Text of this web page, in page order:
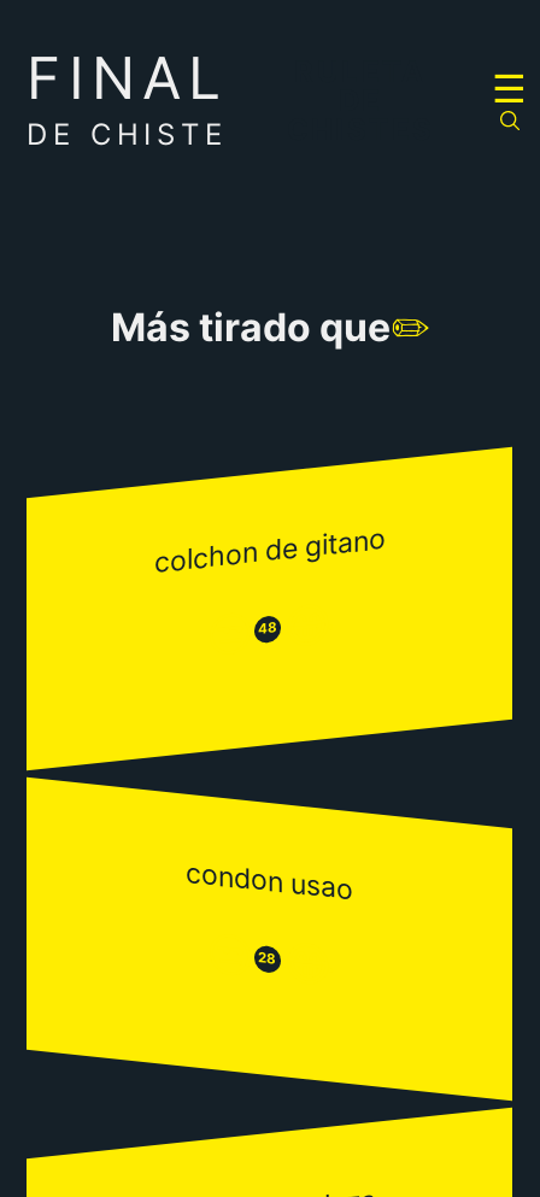
FINAL
DE CHISTE
☰
Más tirado que✏️
colchon de gitano
😒48 😂
condon usao
😒 28 😂